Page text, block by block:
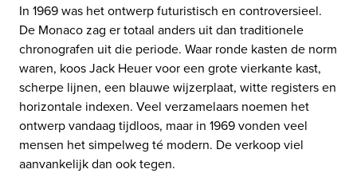
In 1969 was het ontwerp futuristisch en controversieel.
De Monaco zag er totaal anders uit dan traditionele
chronografen uit die periode. Waar ronde kasten de norm
waren, koos Jack Heuer voor een grote vierkante kast,
scherpe lijnen, een blauwe wijzerplaat, witte registers en
horizontale indexen. Veel verzamelaars noemen het
ontwerp vandaag tijdloos, maar in 1969 vonden veel
mensen het simpelweg té modern. De verkoop viel
aanvankelijk dan ook tegen.